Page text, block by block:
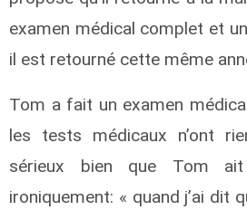
examen médical complet et
il est retourné cette même
Tom a fait un examen
les tests médicaux n’ont
sérieux bien que Tom ait
ironiquement: « quand j’ai dit